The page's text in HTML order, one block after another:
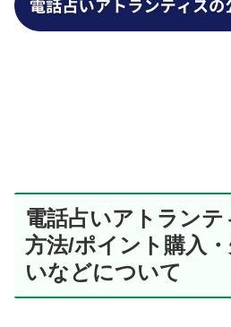
電話占いアトラン
方法/ポイント購入
いなどについて